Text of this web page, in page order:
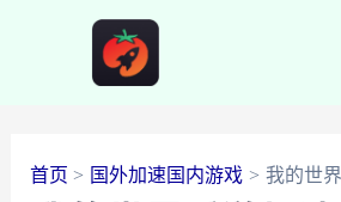
首页 国外加速国内游戏 我的世